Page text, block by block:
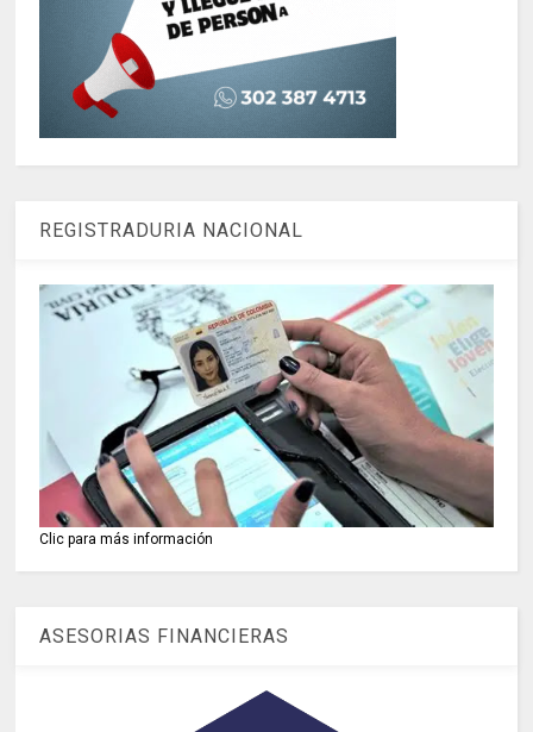
REGISTRADURIA NACIONAL
Clic para más información
ASESORIAS FINANCIERAS